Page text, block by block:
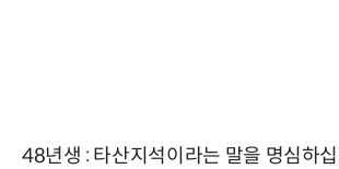
48년생 : 타산지석이라는 말을 명심하